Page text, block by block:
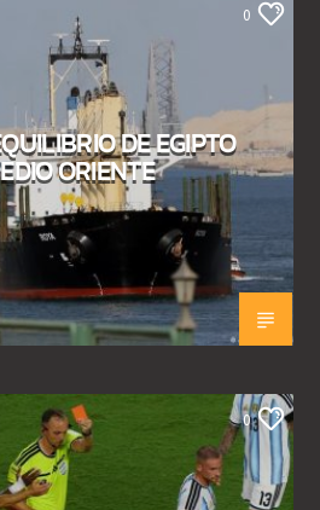
0
DE EGIPTO
ORIENTE
0